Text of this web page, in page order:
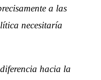
a las
necesitaría
hacia la